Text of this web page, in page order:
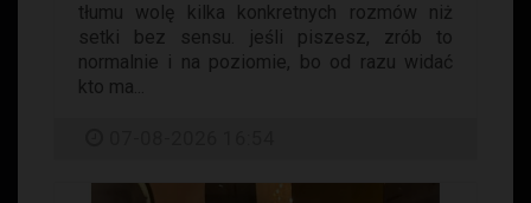
tłumu wolę kilka konkretnych rozmów niż
setki bez sensu. jeśli piszesz, zrób to
normalnie i na poziomie, bo od razu widać
kto ma...